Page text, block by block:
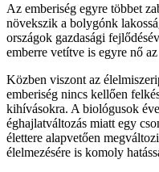
Az emberiség egyre többet
növekszik a bolygónk
országok gazdasági
emberre vetítve is egyre nő
Közben viszont az
emberiség nincs kellően
kihívásokra. A biológusok
éghajlatváltozás miatt egy
élettere alapvetően
élelmezésére is komoly